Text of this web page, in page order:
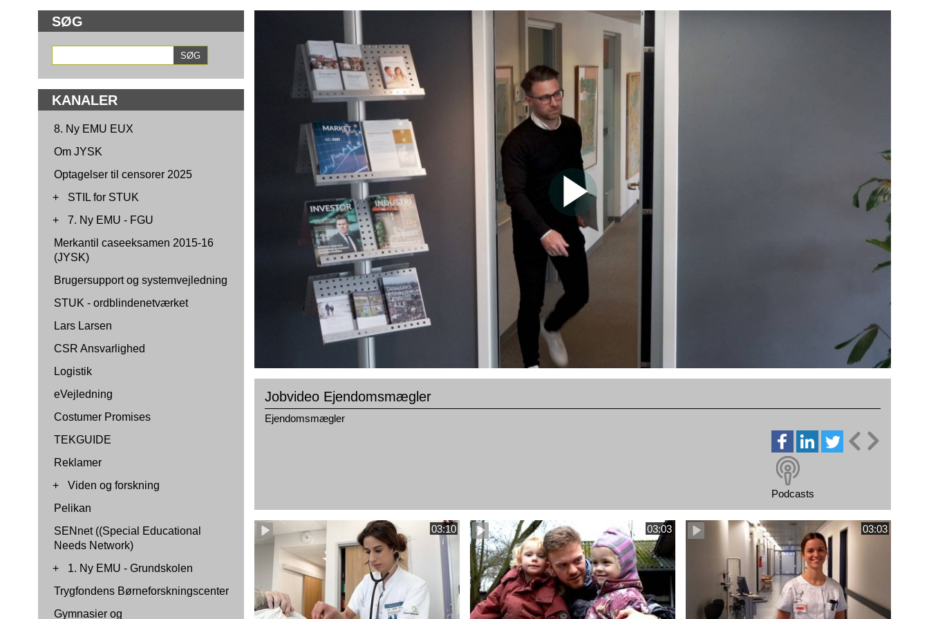
SØG
KANALER
8. Ny EMU EUX
Om JYSK
Optagelser til censorer 2025
+
STIL for STUK
+
7. Ny EMU - FGU
Merkantil caseeksamen 2015-16
(JYSK)
Brugersupport og systemvejledning
STUK - ordblindenetværket
Lars Larsen
CSR Ansvarlighed
Logistik
eVejledning
Costumer Promises
TEKGUIDE
Reklamer
+
Viden og forskning
Pelikan
SENnet ((Special Educational
Needs Network)
+
1. Ny EMU - Grundskolen
Trygfondens Børneforskningscenter
Gymnasier og
Jobvideo Ejendomsmægler
Ejendomsmægler
Podcasts
03:10 03:03 03:03